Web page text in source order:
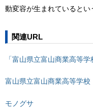
動変容が生まれているとい
関連URL
「富山県立富山商業高等学
富山県立富山商業高等学校
モノグサ